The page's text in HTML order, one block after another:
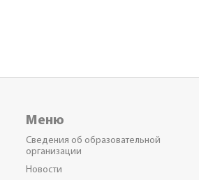
Меню
Сведения об образовательной
организации
Новости